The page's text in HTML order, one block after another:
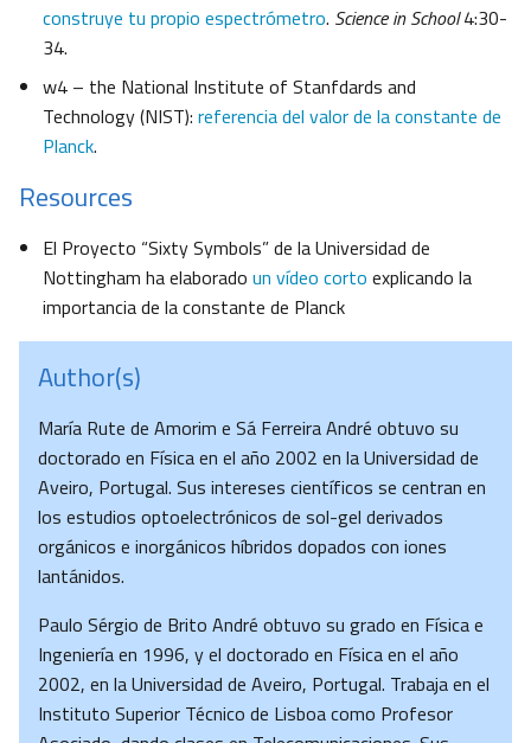
construye tu propio espectrómetro. Science in School4:30-
34.
w4 – the National Institute of Stanfdards and
Technology (NIST): referencia del valor de la constante de
Planck.
Resources
El Proyecto “Sixty Symbols” de la Universidad de
Nottingham ha elaborado un vídeo corto explicando la
importancia de la constante de Planck
Author(s)
María Rute de Amorim e Sá Ferreira André obtuvo su
doctorado en Física en el año 2002 en la Universidad de
Aveiro, Portugal. Sus intereses científicos se centran en
los estudios optoelectrónicos de sol-gel derivados
orgánicos e inorgánicos híbridos dopados con iones
lantánidos.
Paulo Sérgio de Brito André obtuvo su grado en Física e
Ingeniería en 1996, y el doctorado en Física en el año
2002, en la Universidad de Aveiro, Portugal. Trabaja en el
Instituto Superior Técnico de Lisboa como Profesor